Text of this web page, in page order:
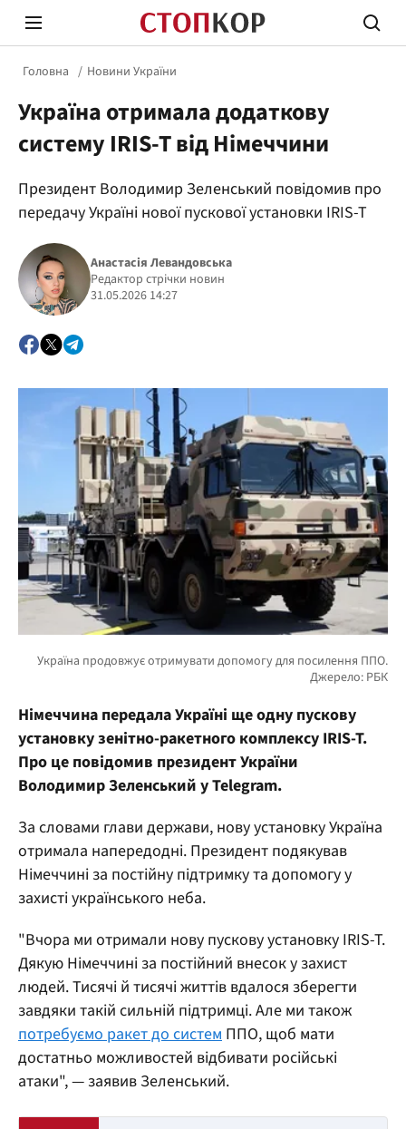
Стоп Політичній Корупції
Політика
Головна Новини України
Україна отримала додаткову
систему IRIS-T від Німеччини
Президент Володимир Зеленський повідомив про
передачу Україні нової пускової установки IRIS-T
Анастасія Левандовська
Редактор стрічки новин
31.05.2026 14:27
Німеччина передала Україні ще одну пускову
установку зенітно-ракетного комплексу IRIS-T.
Про це повідомив президент України
Володимир Зеленський у Telegram.
За словами глави держави, нову установку Україна
отримала напередодні. Президент подякував
Німеччині за постійну підтримку та допомогу у
захисті українського неба.
"Вчора ми отримали нову пускову установку IRIS-T.
Дякую Німеччині за постійний внесок у захист
людей. Тисячі й тисячі життів вдалося зберегти
завдяки такій сильній підтримці. Але ми також
потребуємо ракет до систем ППО, щоб мати
достатньо можливостей відбивати російські
атаки", — заявив Зеленський.